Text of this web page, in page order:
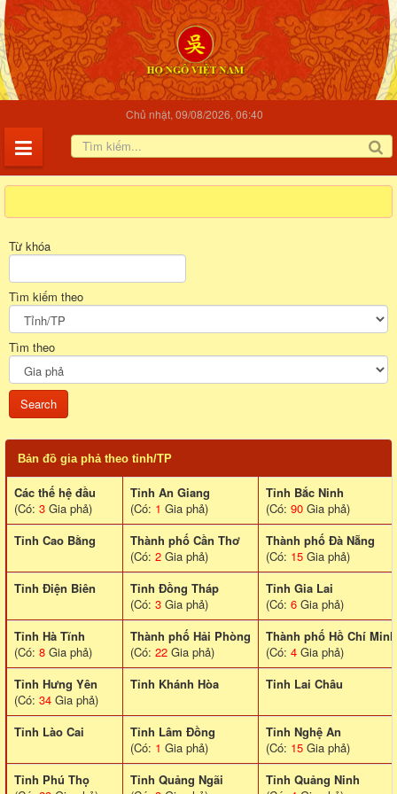
Chủ nhật, 09/08/2026, 06:40
Từ khóa
Tìm kiếm theo
Tìm theo
Bản đồ gia phả theo tỉnh/TP
Các thế hệ đầu
(Có: 3 Gia phả)
Tỉnh An Giang
(Có: 1 Gia phả)
Tỉnh Bắc Ninh
(Có: 90 Gia phả)
Tỉnh Cao Bằng
Thành phố Cần Thơ
(Có: 2 Gia phả)
Thành phố Đà Nẵng
(Có: 15 Gia phả)
Tỉnh Điện Biên
Tỉnh Đồng Tháp
(Có: 3 Gia phả)
Tỉnh Gia Lai
(Có: 6 Gia phả)
Tỉnh Hà Tĩnh
(Có: 8 Gia phả)
Thành phố Hải Phòng
(Có: 22 Gia phả)
Thành phố Hồ Chí Minh
(Có: 4 Gia phả)
Tỉnh Hưng Yên
(Có: 34 Gia phả)
Tỉnh Khánh Hòa Tinh Lai Châu
Tỉnh Lào Cai
Tỉnh Lâm Đồng
(Có: 1 Gia phả)
Tỉnh Nghệ An
(Có: 15 Gia phả)
Tỉnh Phú Thọ
Tỉnh Quảng Ngãi
Tỉnh Quảng Ninh